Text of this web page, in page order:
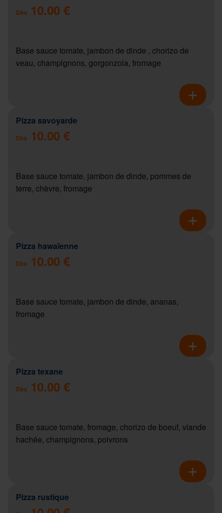
Dès 10.00 €
Base sauce tomate, jambon de dinde , chorizo de
veau, champignons, gorgonzola, fromage
Pizza savoyarde
Dès 10.00 €
Base sauce tomate, jambon de dinde, pommes de
terre, chèvre, fromage
Pizza hawaïenne
Dès 10.00 €
Base sauce tomate, jambon de dinde, ananas,
fromage
Pizza texane
Dès 10.00 €
Base sauce tomate, fromage, chorizo de boeuf, viande
hachée, champignons, poivrons
Pizza rustique